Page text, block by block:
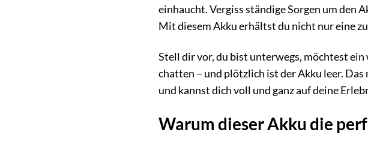
einhaucht. Vergiss ständige Sorgen um den
Mit diesem Akku erhältst du nicht nur eine
Stell dir vor, du bist unterwegs, möchtest
chatten – und plötzlich ist der Akku leer.
und kannst dich voll und ganz auf deine
Warum dieser Akku die